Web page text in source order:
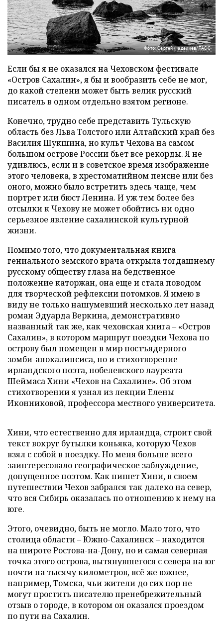
Фото: Сергей Фадеичев/ТАСС
Если бы я не оказался на Чеховском фестивале
«Остров Сахалин», я бы и вообразить себе не мог,
до какой степени может быть велик русский
писатель в одном отдельно взятом регионе.
Конечно, трудно себе представить Тульскую
область без Льва Толстого или Алтайский край без
Василия Шукшина, но культ Чехова на самом
большом острове России бьет все рекорды. Я не
удивлюсь, если и в советское время изображение
этого человека, в хрестоматийном пенсне или без
оного, можно было встретить здесь чаще, чем
портрет или бюст Ленина. И уж тем более без
отсылки к Чехову не может обойтись ни одно
серьезное явление сахалинской культурной
жизни.
Помимо того, что документальная книга
гениального земского врача открыла тогдашнему
русскому обществу глаза на бедственное
положение каторжан, она еще и стала поводом
для творческой рефлексии потомков. Я имею в
виду не только нашумевший несколько лет назад
роман Эдуарда Веркина, демонстративно
названный так же, как чеховская книга – «Остров
Сахалин», в котором маршрут поездки Чехова по
острову был помещен в мир постъядерного
зомби-апокалипсиса, но и стихотворение
ирландского поэта, нобелевского лауреата
Шеймаса Хини «Чехов на Сахалине». Об этом
стихотворении я узнал из лекции Елены
Иконниковой, профессора местного университета.
Хини, что естественно для ирландца, строит свой
текст вокруг бутылки коньяка, которую Чехов
взял с собой в поездку. Но меня больше всего
заинтересовало географическое заблуждение,
допущенное поэтом. Как пишет Хини, в своем
путешествии Чехов забрался так далеко на север,
что вся Сибирь оказалась по отношению к нему на
юге.
Этого, очевидно, быть не могло. Мало того, что
столица области – Южно-Сахалинск – находится
на широте Ростова-на-Дону, но и самая северная
точка этого острова, вытянувшегося с севера на юг
почти на тысячу километров, всё же южнее,
например, Томска, чьи жители до сих пор не
могут простить писателю пренебрежительный
отзыв о городе, в котором он оказался проездом
по пути на Сахалин.